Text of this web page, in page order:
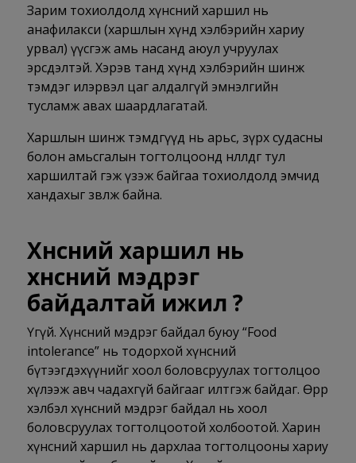
Зарим тохиолдолд хүнсний харшил нь
анафилакси (харшлын хүнд хэлбэрийн хариу
урвал) үүсгэж амь насанд аюул учруулах
эрсдэлтэй. Хэрэв танд хүнд хэлбэрийн шинж
тэмдэг илэрвэл цаг алдалгүй эмнэлгийн
тусламж авах шаардлагатай.
Харшлын шинж тэмдгүүд нь арьс, зүрх судасны
болон амьсгалын тогтолцоонд нөлөөлдөг тул
харшилтай гэж үзэж байгаа тохиолдолд эмчид
хандахыг зөвлөж байна.
Хүнсний харшил нь
хүнсний мэдрэг
байдалтай ижил үү?
Үгүй. Хүнсний мэдрэг байдал буюу “Food
intolerance” нь тодорхой хүнсний
бүтээгдэхүүнийг хоол боловсруулах тогтолцоо
хүлээж авч чадахгүй байгааг илтгэж байдаг. Өөрөөр
хэлбэл хүнсний мэдрэг байдал нь хоол
боловсруулах тогтолцоотой холбоотой. Харин
хүнсний харшил нь дархлаа тогтолцооны хариу